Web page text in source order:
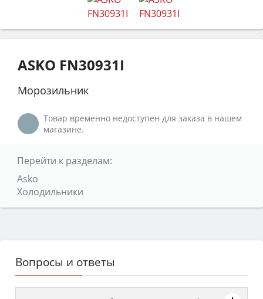
ASKO FN30931I
Морозильник
Товар временно недоступен для заказа в нашем
магазине.
Перейти к разделам:
Asko
Холодильники
Вопросы и ответы